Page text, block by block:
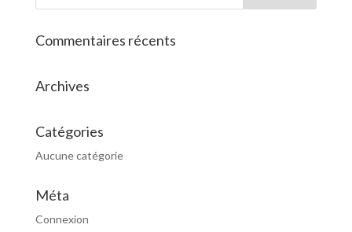
Commentaires récents
Archives
Catégories
Aucune catégorie
Méta
Connexion